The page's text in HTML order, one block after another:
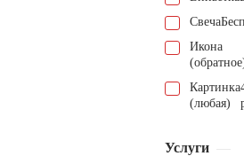
Свеча
Икона
Картинка
(любая)
Услуги